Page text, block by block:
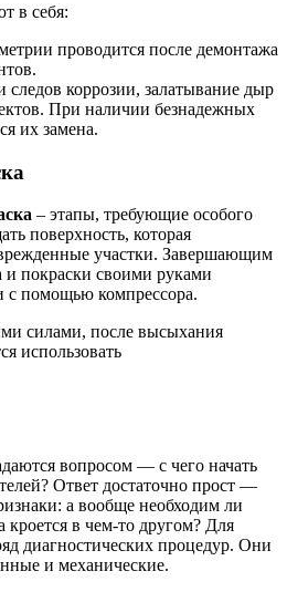
в себя:
проводится после демонтажа
следов коррозии, залатывание дыр
При наличии безнадежных
их замена.
– этапы, требующие особого
поверхность, которая
участки. Завершающим
и покраски своими руками
с помощью компрессора.
силами, после высыхания
использовать
вопросом — с чего начать
Ответ достаточно прост —
а вообще необходим ли
кроется в чем-то другом? Для
диагностических процедур. Они
и механические.